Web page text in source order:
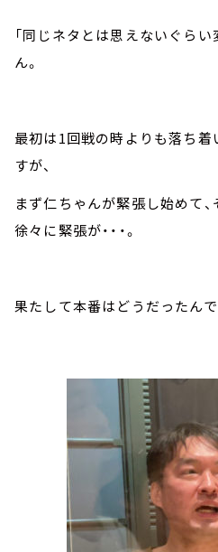
「同じネタとは思えないぐら
ん。
最初は1回戦の時よりも落ち
すが、
まず仁ちゃんが緊張し始めて
徐々に緊張が・・・。
果たして本番はどうだったんで